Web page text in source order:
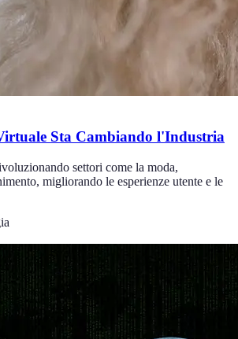
Sta Cambiando l'Industria
settori come la moda,
migliorando le esperienze utente e le